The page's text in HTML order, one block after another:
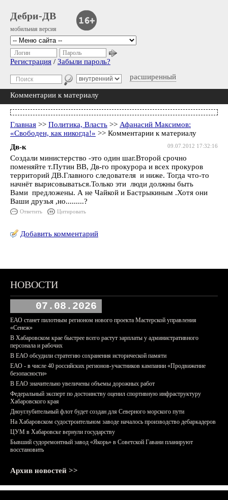
Дебри-ДВ
мобильная версия
расширенный
Логин Пароль
Регистрация / Забыли пароль?
Комментарии к материалу
Главная >> Политика, Власть >> Афанасий Максимов:
«Свободен, как никогда!» >> Комментарии к материалу
09.07.2012 17:32:16
Дв-к
Создали министерство -это один шаг.Второй срочно
поменяйте т.Путин ВВ, Дв-го прокурора и всех прокуров
территорий ДВ.Главного следователя и ниже. Тогда что-то
начнёт вырисовываться.Только эти люди должны быть
Вами предложены. А не Чайкой и Бастрыкиным .Хотя они
Ваши друзья ,но.........?
Ответить Цитировать
Добавить комментарий
НОВОСТИ
07.08.2026
ЕАО станет пилотным регионом нового проекта Мастерской управления
«Сенеж»
В Хабаровском крае быстрее всего растут зарплаты у административного
персонала и рабочих
В ЕАО обсудили стратегию сохранения исторической памяти
ЕАО - в числе 40 российских регионов-участников кампании «Продвижение
безопасности»
В ЕАО значительно увеличены объемы дорожных работ
Федеральный эксперт по достоинству оценил спортивную инфраструктуру
Хабаровского края
Дноуглубительный флот будет создан для Северного морского пути
На Хабаровском судостроительном заводе началось производство дебаркадеров
ЦУМ в Хабаровске вернули государству
Бывший судоремонтный завод «Якорь» в Советской Гавани планируют
восстановить
Архив новостей >>